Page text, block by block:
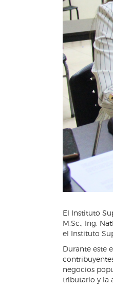
El Instituto
M.Sc., Ing.
el Instituto
Durante este
negocios
tributario y la